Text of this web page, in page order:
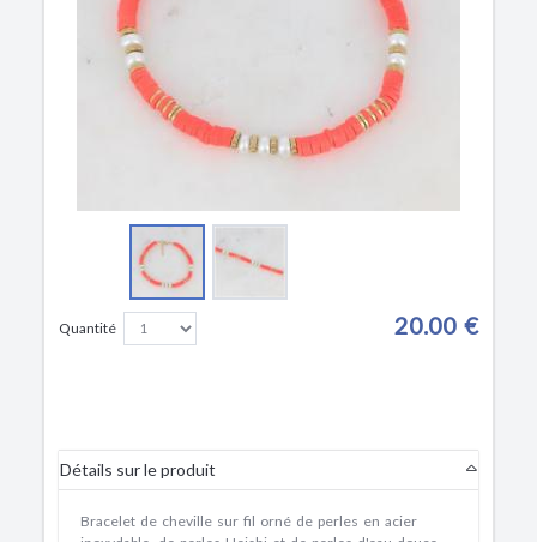
Quantité 20.00 €
Détails sur le produit
Bracelet de cheville sur fil orné de perles en acier